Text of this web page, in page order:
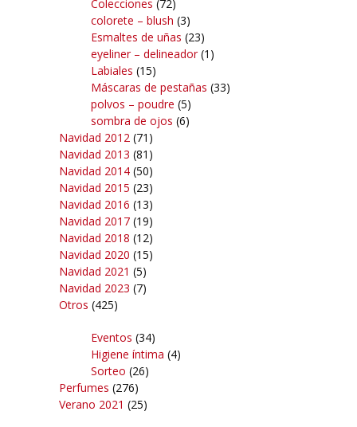
Colecciones (72)
colorete – blush (3)
Esmaltes de uñas (23)
eyeliner – delineador(1)
Labiales (15)
Máscaras de pestañas (33)
polvos – poudre (5)
sombra de ojos (6)
Navidad 2012 (71)
Navidad 2013 (81)
Navidad 2014 (50)
Navidad 2015 (23)
Navidad 2016 (13)
Navidad 2017 (19)
Navidad 2018 (12)
Navidad 2020 (15)
Navidad 2021 (5)
Navidad 2023 (7)
Otros (425)
Eventos (34)
Higiene íntima (4)
Sorteo (26)
Perfumes (276)
Verano 2021 (25)